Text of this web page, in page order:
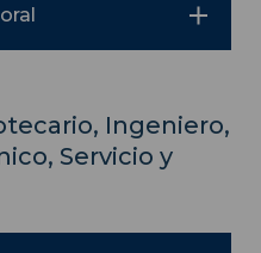
Ingeniero,
Servicio y